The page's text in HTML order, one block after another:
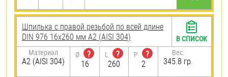
Шпилька с правой резьбой по всей длине
DIN 976 16х260 мм А2 (AISI 304)
Материал
А2 (AISI 304)
Ø
?
16
L
?
260
P
?
2
Вес:
345.8 гр.
В СПИСОК